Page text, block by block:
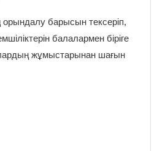
барысын тексеріп,
балалармен біріге
жұмыстарынан шағын